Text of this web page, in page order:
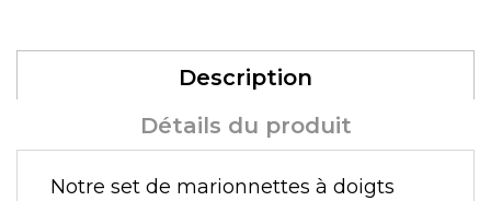
Description
Détails du produit
Notre set de marionnettes à doigts